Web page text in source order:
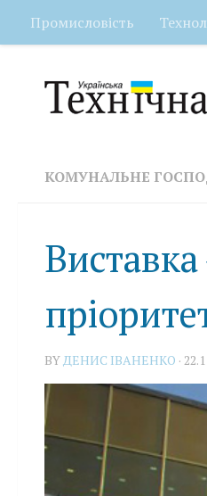
Skip to content
Промисловість
КОМУНАЛЬНЕ
BYДЕНИС ІВАНЕНКО ·